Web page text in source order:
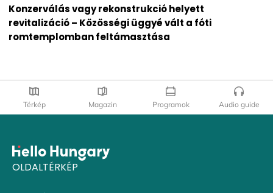
Konzerválás vagy rekonstrukció helyett
revitalizáció – Közösségi üggyé vált a fóti
romtemplomban feltámasztása
Térkép Magazin Programok Audio guide
OLDALTÉRKÉP